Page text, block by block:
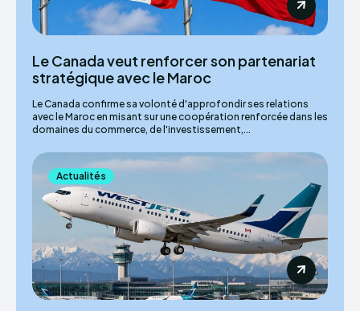
Le Canada veut renforcer son partenariat
stratégique avec le Maroc
Le Canada confirme sa volonté d'approfondir ses relations
avec le Maroc en misant sur une coopération renforcée dans les
domaines du commerce, de l'investissement,...
Actualités